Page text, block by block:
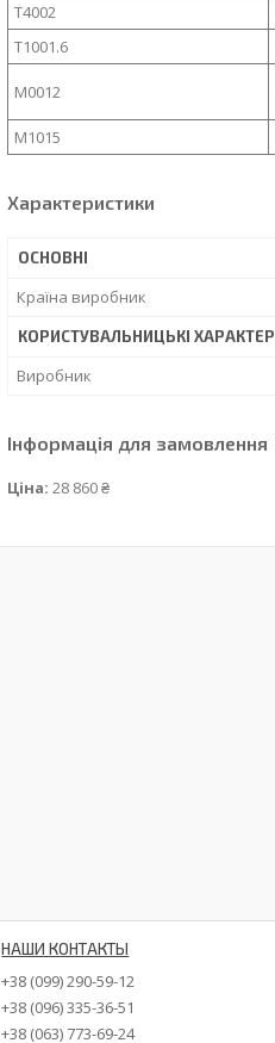
T4002
T1001.6
M0012
M1015
Характеристики
ОСНОВНІ
Країна виробник
КОРИСТУВАЛЬНИЦЬКІ
Виробник
Інформація для замовлення
Ціна: 28 860 ₴
НАШИ КОНТАКТЫ
+38 (099) 290-59-12
+38 (096) 335-36-51
+38 (063) 773-69-24